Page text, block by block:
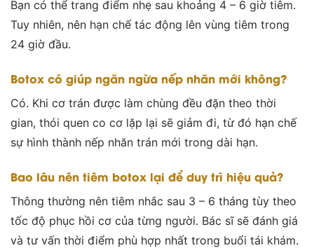
Bạn có thể trang điểm nhẹ sau khoảng 4 – 6 giờ tiêm.
Tuy nhiên, nên hạn chế tác động lên vùng tiêm trong
24 giờ đầu.
Botox có giúp ngăn ngừa nếp nhăn mới không?
Có. Khi cơ trán được làm chùng đều đặn theo thời
gian, thói quen co cơ lặp lại sẽ giảm đi, từ đó hạn chế
sự hình thành nếp nhăn trán mới trong dài hạn.
Bao lâu nên tiêm botox lại để duy trì hiệu quả?
Thông thường nên tiêm nhắc sau 3 – 6 tháng tùy theo
tốc độ phục hồi cơ của từng người. Bác sĩ sẽ đánh giá
và tư vấn thời điểm phù hợp nhất trong buổi tái khám.